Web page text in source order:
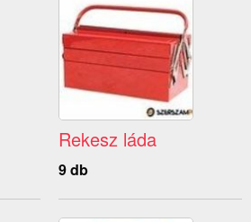
Rekesz láda
9 db